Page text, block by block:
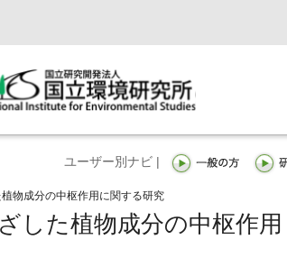
ユーザー別ナビ |
物成分の中枢作用に関する研究
した植物成分の中枢作用